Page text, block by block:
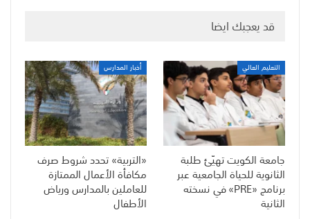
قد يعجبك ايضا
التعليم العالي
جامعة الكويت تهيّئ طلبة
الثانوية للحياة الجامعية عبر
برنامج «PRE» في نسخته
الثانية
أخبار المدارس
«التربية» تحدد شروط صرف
مكافأة الأعمال الممتازة
للعاملين بالمدارس ورياض
الأطفال